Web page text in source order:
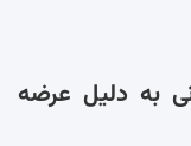
به دلیل عرضه